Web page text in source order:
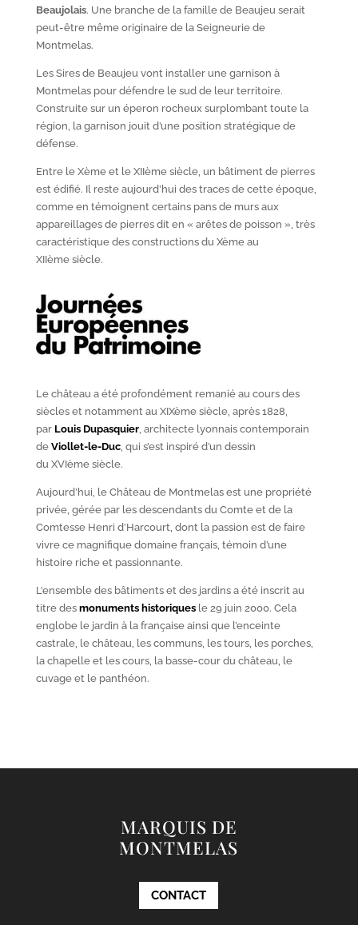
Beaujolais. Une branche de la famille de Beaujeu serait
peut-être même originaire de la Seigneurie de
Montmelas.
Les Sires de Beaujeu vont installer une garnison à
Montmelas pour défendre le sud de leur territoire.
Construite sur un éperon rocheux surplombant toute la
région, la garnison jouit d’une position stratégique de
défense.
Entre le Xèmeet le XIIèmesiècle, un bâtiment de pierres
est édifié. Il reste aujourd’hui des traces de cette époque,
comme en témoignent certains pans de murs aux
appareillages de pierres dit en « arêtes de poisson », très
caractéristique des constructions du Xèmeau
XIIèmesiècle.
Le château a été profondément remanié au cours des
siècles et notamment au XIXèmesiècle, après 1828,
par Louis Dupasquier, architecte lyonnais contemporain
de Viollet-le-Duc, qui s’est inspiré d’un dessin
du XVIèmesiècle.
Aujourd’hui, le Château de Montmelas est une propriété
privée, gérée par les descendants du Comte et de la
Comtesse Henri d’Harcourt, dont la passion est de faire
vivre ce magnifique domaine français, témoin d’une
histoire riche et passionnante.
L’ensemble des bâtiments et des jardins a été inscrit au
titre des monuments historiquesle 29 juin 2000. Cela
englobe le jardin à la française ainsi que l’enceinte
castrale, le château, les communs, les tours, les porches,
la chapelle et les cours, la basse-cour du château, le
cuvage et le panthéon.
MARQUIS DE
MONTMELAS
CONTACT